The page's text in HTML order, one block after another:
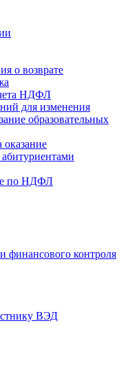
о возврате
НДФЛ
для изменения
образовательных
абитуриентами
по НДФЛ
ВЭД